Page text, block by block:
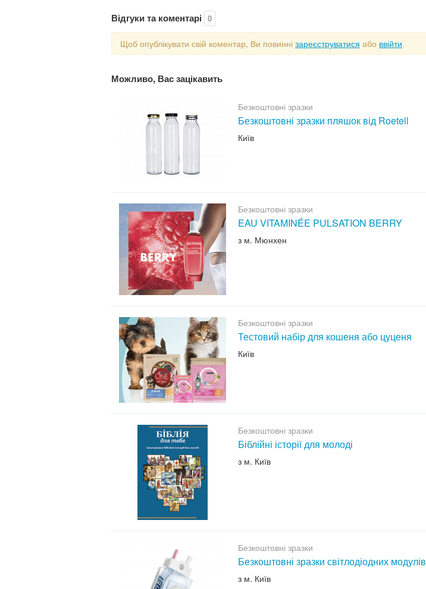
Відгуки та коментарі 0
Щоб опублікувати свій коментар, Ви повинні зареєструватися або ввійти.
Можливо, Вас зацікавить
Безкоштовні зразки
Безкоштовні зразки пляшок від Roetell
Київ
Безкоштовні зразки
EAU VITAMINÉE PULSATION BERRY
з м. Мюнхен
Безкоштовні зразки
Тестовий набір для кошеня або цуценя
Київ
Безкоштовні зразки
Біблійні історії для молоді
з м. Київ
Безкоштовні зразки
Безкоштовні зразки світлодіодних модулів
з м. Київ